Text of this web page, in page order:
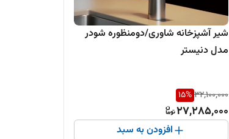
شیر آشپزخانه شاوری/دومنظوره شودر
مدل دنیستر
32,100,000
15%
27,285,000
افزودن به سبد